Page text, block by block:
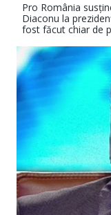
Pro România
Diaconu la
fost făcut chiar de